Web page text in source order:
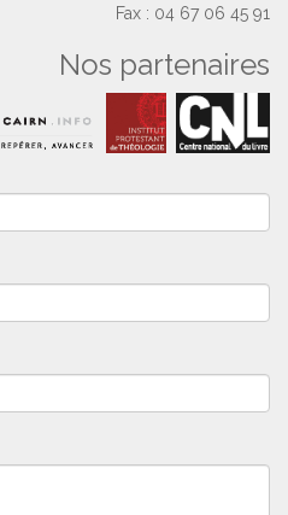
Fax : 04 67 06 45 91
Nos partenaires